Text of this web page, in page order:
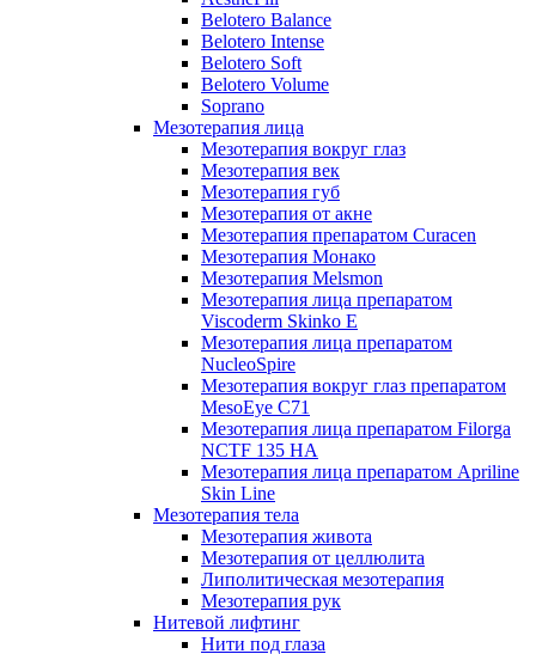
Belotero Balance
Belotero Intense
Belotero Soft
Belotero Volume
Soprano
Мезотерапия лица
Мезотерапия вокруг глаз
Мезотерапия век
Мезотерапия губ
Мезотерапия от акне
Мезотерапия препаратом Curacen
Мезотерапия Монако
Мезотерапия Melsmon
Мезотерапия лица препаратом
Viscoderm Skinko E
Мезотерапия лица препаратом
NucleoSpire
Мезотерапия вокруг глаз препаратом
MesoEye С71
Мезотерапия лица препаратом Filorga
NCTF 135 HA
Мезотерапия лица препаратом Apriline
Skin Line
Мезотерапия тела
Мезотерапия живота
Мезотерапия от целлюлита
Липолитическая мезотерапия
Мезотерапия рук
Нитевой лифтинг
Нити под глаза